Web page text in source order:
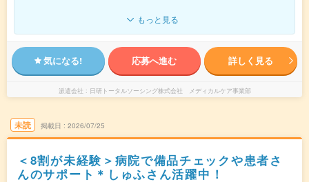
もっと見る
気になる! 応募へ進む 詳しく見る
派遣会社 日研トータルソーシング株式会社 メディカルケア事業部
未読 掲載日 2026/07/25
＜8割が未経験＞病院で備品チェックや患者さ
んのサポート＊しゅふさん活躍中！